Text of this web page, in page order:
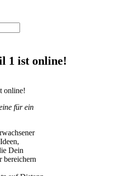
1 ist online!
online!
für ein
Dein
bereichern